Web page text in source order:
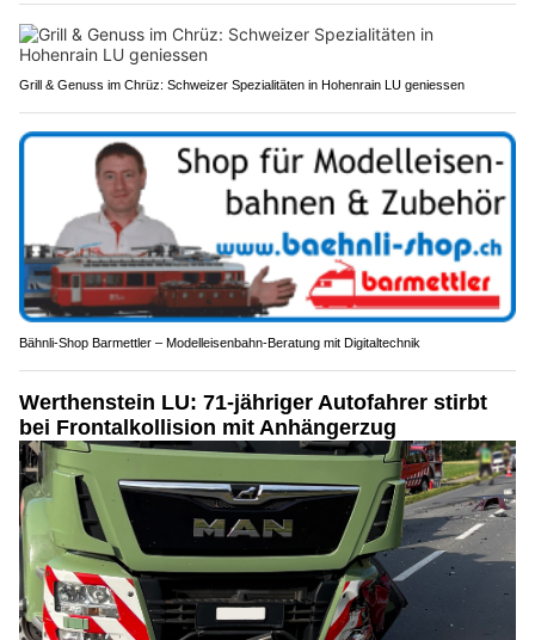
Grill & Genuss im Chrüz: Schweizer Spezialitäten in Hohenrain LU geniessen
Bähnli-Shop Barmettler – Modelleisenbahn-Beratung mit Digitaltechnik
Werthenstein LU: 71-jähriger Autofahrer stirbt
bei Frontalkollision mit Anhängerzug